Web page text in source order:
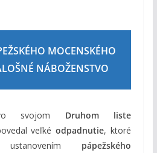
MOCENSKÉHO
NÁBOŽENSTVO
svojom Druhom liste
veľkéodpadnutie, ktoré
pápežského